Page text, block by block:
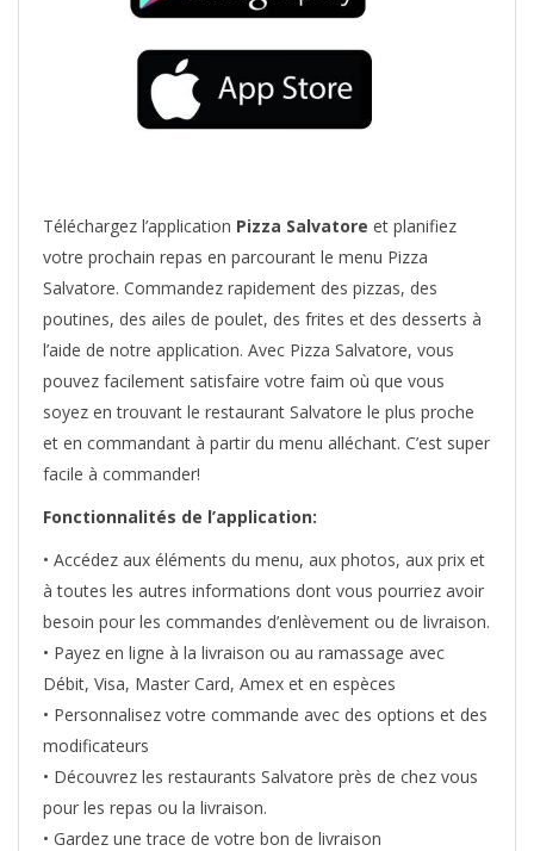
Téléchargez l’application Pizza Salvatore et planifiez
votre prochain repas en parcourant le menu Pizza
Salvatore. Commandez rapidement des pizzas, des
poutines, des ailes de poulet, des frites et des desserts à
l’aide de notre application. Avec Pizza Salvatore, vous
pouvez facilement satisfaire votre faim où que vous
soyez en trouvant le restaurant Salvatore le plus proche
et en commandant à partir du menu alléchant. C’est super
facile à commander!
Fonctionnalités de l’application:
• Accédez aux éléments du menu, aux photos, aux prix et
à toutes les autres informations dont vous pourriez avoir
besoin pour les commandes d’enlèvement ou de livraison.
• Payez en ligne à la livraison ou au ramassage avec
Débit, Visa, Master Card, Amex et en espèces
• Personnalisez votre commande avec des options et des
modificateurs
• Découvrez les restaurants Salvatore près de chez vous
pour les repas ou la livraison.
• Gardez une trace de votre bon de livraison